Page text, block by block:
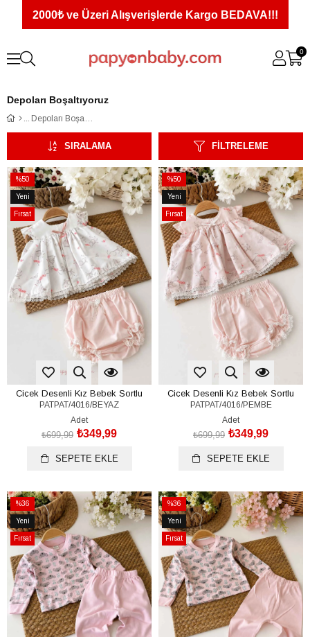
2000₺ ve Üzeri Alışverişlerde Kargo BEDAVA!!!
0
Depoları Boşaltıyoruz
Depoları Boşaltıyoruz
FILTRELEME
SIRALAMA
%50
İndirim
%50İndirim
Yeni
Ürün
Fırsat
Ürünü
Çiçek Desenli Kız Bebek Şortlu
Takım (9-12 / 12-18 / 18-24 Ay)
PATPAT/4016/BEYAZ
Adet
₺349,99
₺699,99
SEPETE EKLE
%50
İndirim
%50İndirim
Yeni
Ürün
Fırsat
Ürünü
Çiçek Desenli Kız Bebek Şortlu
Takım (9-12 / 12-18 / 18-24 Ay)
PATPAT/4016/PEMBE
Adet
₺349,99
₺699,99
SEPETE EKLE
%36
İndirim
%36İndirim
Yeni
Ürün
Fırsat
Ürünü
%36
İndirim
%36İndirim
Yeni
Ürün
Fırsat
Ürünü